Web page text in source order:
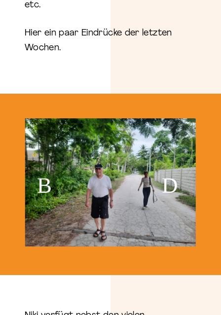
etc.
Hier ein paar Eindrücke der letzten
Wochen.